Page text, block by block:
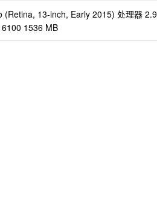
(Retina, 13-inch, Early 2015) 处理器
1536 MB